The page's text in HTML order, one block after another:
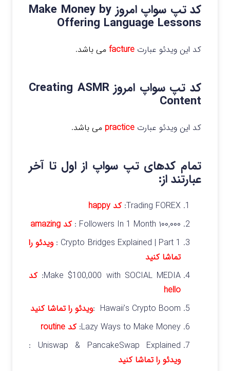
کد تپ سواپ امروز Make Money by
Offering Language Lessons
کد این ویدئو عبارت facture می باشد.
کد تپ سواپ امروز Creating ASMR
Content
کد این ویدئو عبارت practice می باشد.
تمام کدهای تپ سواپ از اول تا آخر
عبارتند از:
Trading FOREX: کد happy
۱۰۰,۰۰۰ Followers In 1 Month :
کد amazing
Crypto Bridges Explained | Part 1 : ویدئو را
تماشا کنید
Make $100,000 with SOCIAL MEDIA: کد
hello
Hawaii’s Crypto Boom : ویدئو را تماشا کنید
Lazy Ways to Make Money: کد routine
Uniswap & PancakeSwap Explained :
ویدئو را تماشا کنید